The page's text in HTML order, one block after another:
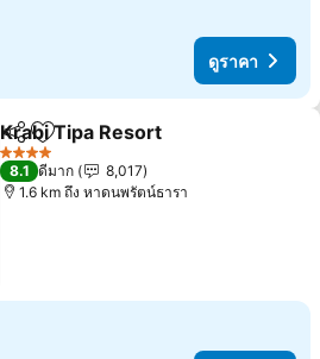
ดูราคา
แชร์ เพิ่มในรายการโปรด
Krabi Tipa Resort
4 ดาว
8.1 ดีมาก
8,017
1.6 km ถึง หาดนพรัตน์ธารา